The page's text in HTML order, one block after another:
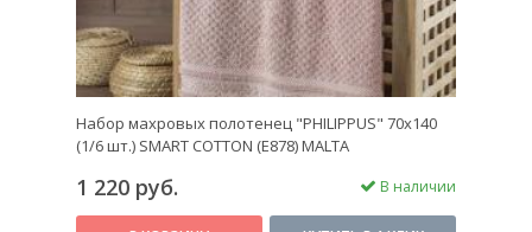
Набор махровых полотенец "PHILIPPUS" 70х140
(1/6 шт.) SMART COTTON (E878) MALTA
1 220 руб. В наличии